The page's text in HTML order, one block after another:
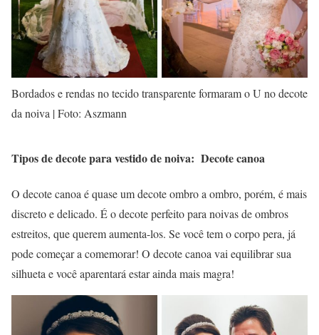
Bordados e rendas no tecido transparente formaram o U no decote
da noiva | Foto: Aszmann
Tipos de decote para vestido de noiva: Decote canoa
O decote canoa é quase um decote ombro a ombro, porém, é mais
discreto e delicado. É o decote perfeito para noivas de ombros
estreitos, que querem aumenta-los. Se você tem o corpo pera, já
pode começar a comemorar! O decote canoa vai equilibrar sua
silhueta e você aparentará estar ainda mais magra!